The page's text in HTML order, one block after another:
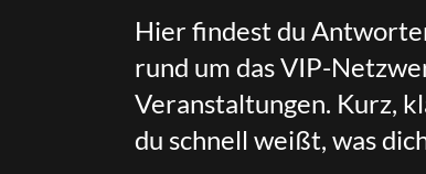
Hier findest du
rund um das VIP-
Veranstaltungen. Kurz,
du schnell weißt, was